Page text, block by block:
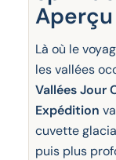
Aperçu
Là où le
les vallées
Vallées Jour
Expédition
cuvette
puis plus